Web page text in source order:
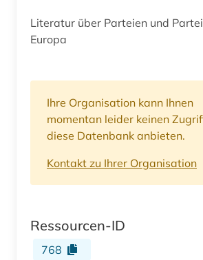
Literatur über Parteien und
Europa
Ihre Organisation kann Ihnen
momentan leider keinen
diese Datenbank anbieten.
Kontakt zu Ihrer Organisation
Ressourcen-ID
768